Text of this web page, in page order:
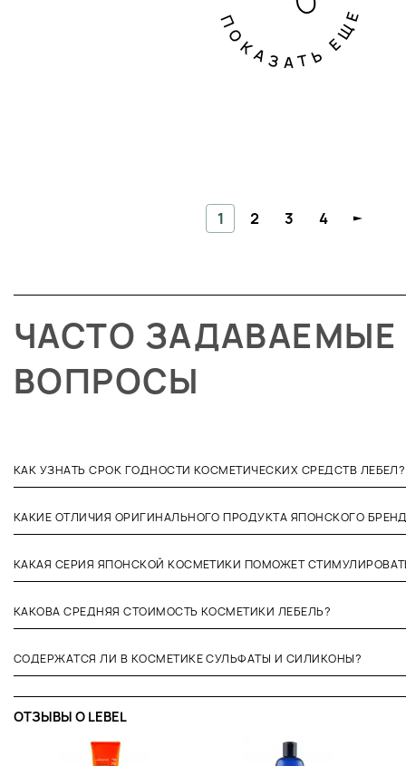
ПОКАЗАТЬ ЕЩЕ
1 2 3 4
ЧАСТО ЗАДАВАЕМЫЕ
ВОПРОСЫ
КАК УЗНАТЬ СРОК ГОДНОСТИ КОСМЕТИЧЕСКИХ СРЕДСТВ ЛЕБЕЛ?
КАКИЕ ОТЛИЧИЯ ОРИГИНАЛЬНОГО ПРОДУКТА ЯПОНСКОГО
КАКАЯ СЕРИЯ ЯПОНСКОЙ КОСМЕТИКИ ПОМОЖЕТ
КАКОВА СРЕДНЯЯ СТОИМОСТЬ КОСМЕТИКИ ЛЕБЕЛЬ?
СОДЕРЖАТСЯ ЛИ В КОСМЕТИКЕ СУЛЬФАТЫ И СИЛИКОНЫ?
ОТЗЫВЫ O LEBEL